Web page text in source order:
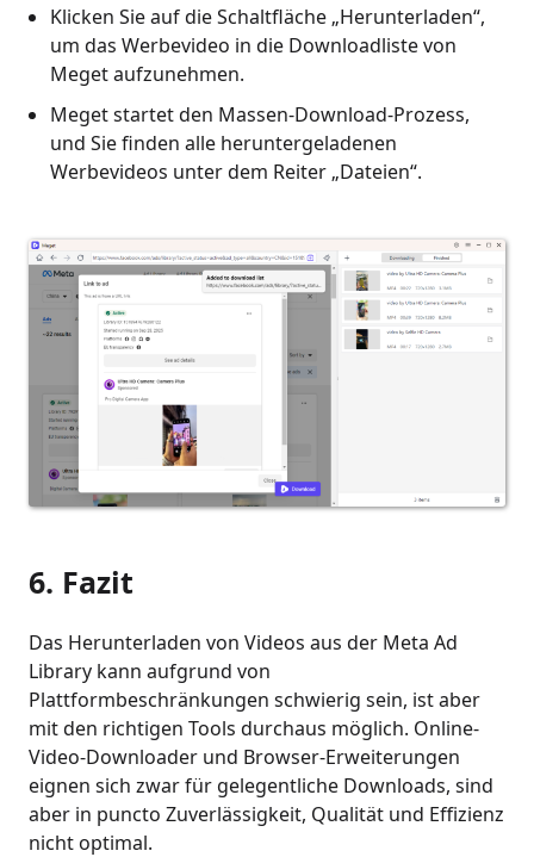
Klicken Sie auf die Schaltfläche „Herunterladen“,
um das Werbevideo in die Downloadliste von
Meget aufzunehmen.
Meget startet den Massen-Download-Prozess,
und Sie finden alle heruntergeladenen
Werbevideos unter dem Reiter „Dateien“.
6. Fazit
Das Herunterladen von Videos aus der Meta Ad
Library kann aufgrund von
Plattformbeschränkungen schwierig sein, ist aber
mit den richtigen Tools durchaus möglich. Online-
Video-Downloader und Browser-Erweiterungen
eignen sich zwar für gelegentliche Downloads, sind
aber in puncto Zuverlässigkeit, Qualität und Effizienz
nicht optimal.